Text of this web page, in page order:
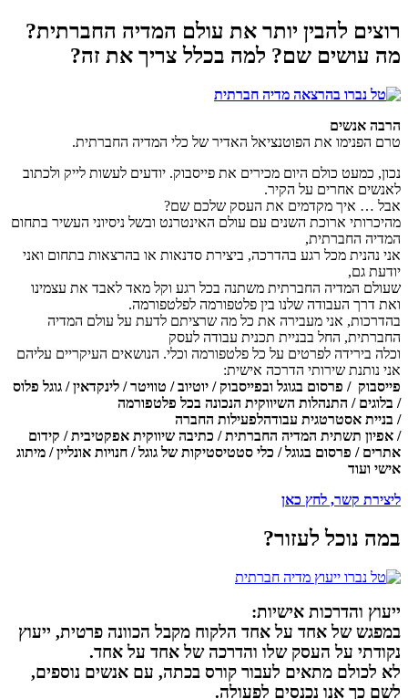
רוצים להבין יותר את עולם המדיה החברתית?
מה עושים שם? למה בכלל צריך את זה?
הרבה אנשים
טרם הפנימו את הפוטנציאל האדיר של כלי המדיה החברתית.
נכון, כמעט כולם היום מכירים את פייסבוק. יודעים לעשות לייק ולכתוב
לאנשים אחרים על הקיר.
אבל … איך מקדמים את העסק שלכם שם?
מהיכרותי ארוכת השנים עם עולם האינטרנט ובשל ניסיוני העשיר בתחום
המדיה החברתית,
אני נהנית מכל רגע בהדרכה, ביצירת סדנאות או בהרצאות בתחום ואני
יודעת גם,
שעולם המדיה החברתית משתנה בכל רגע וקל מאד לאבד את עצמינו
ואת דרך העבודה שלנו בין פלטפורמה לפלטפורמה.
בהדרכות, אני מעבירה את כל מה שרציתם לדעת על עולם המדיה
החברתית, החל בבניית תכנית עבודה לעסק
וכלה בירידה לפרטים על כל פלטפורמה וכלי. הנושאים העיקריים עליהם
אני נותנת שירותי הדרכה אישית:
פייסבוק / פרסום בגוגל ובפייסבוק / יוטיוב / טוויטר / לינקדאין / גוגל פלוס
/ בלוגים / התנהלות השיווקית הנכונה בכל פלטפורמה
/ בניית אסטרטגית עבודהלפעילות החברה
/ אפיון תשתית המדיה החברתית / כתיבה שיווקית אפקטיבית / קידום
אתרים / פרסום בגוגל / כלי סטטיסטיקות של גוגל / חנויות אונליין / מיתוג
אישי ועוד
ליצירת קשר, לחץ כאן
במה נוכל לעזור?
ייעוץ והדרכות אישיות:
במפגש של אחד על אחד הלקוח מקבל הכוונה פרטית, ייעוץ
נקודתי על העסק שלו והדרכה של אחד על אחד.
לא לכולם מתאים לעבור קורס בכתה, עם אנשים נוספים,
לשם כך אנו נכנסים לפעולה.